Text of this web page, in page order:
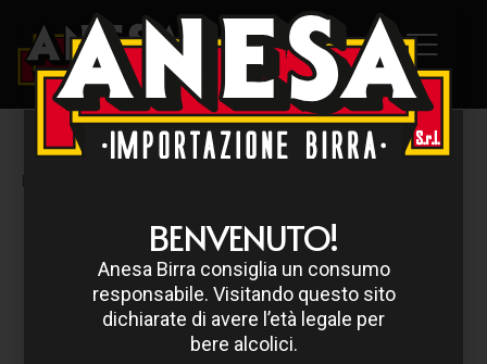
BENVENUTO!
Anesa Birra consiglia un consumo
responsabile. Visitando questo sito
dichiarate di avere l’età legale per
bere alcolici.